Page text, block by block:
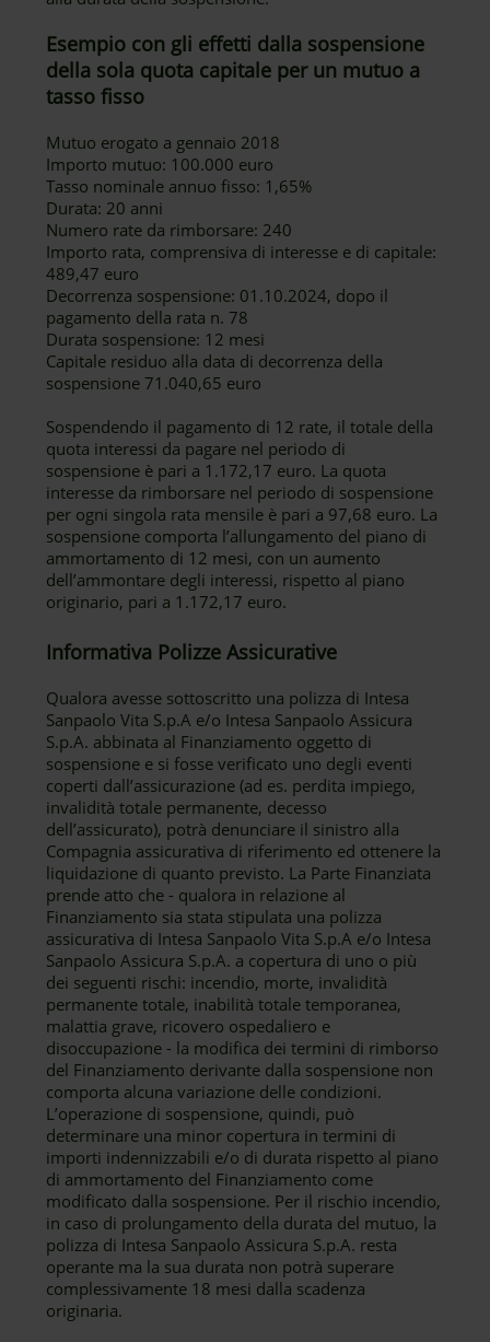
Esempio con gli effetti dalla sospensione
della sola quota capitale per un mutuo a
tasso fisso
Mutuo erogato a gennaio 2018
Importo mutuo: 100.000 euro
Tasso nominale annuo fisso: 1,65%
Durata: 20 anni
Numero rate da rimborsare: 240
Importo rata, comprensiva di interesse e di capitale:
489,47 euro
Decorrenza sospensione: 01.10.2024, dopo il
pagamento della rata n. 78
Durata sospensione: 12 mesi
Capitale residuo alla data di decorrenza della
sospensione 71.040,65 euro
Sospendendo il pagamento di 12 rate, il totale della
quota interessi da pagare nel periodo di
sospensione è pari a 1.172,17 euro. La quota
interesse da rimborsare nel periodo di sospensione
per ogni singola rata mensile è pari a 97,68 euro. La
sospensione comporta l’allungamento del piano di
ammortamento di 12 mesi, con un aumento
dell’ammontare degli interessi, rispetto al piano
originario, pari a 1.172,17 euro.
Informativa Polizze Assicurative
Qualora avesse sottoscritto una polizza di Intesa
Sanpaolo Vita S.p.A e/o Intesa Sanpaolo Assicura
S.p.A. abbinata al Finanziamento oggetto di
sospensione e si fosse verificato uno degli eventi
coperti dall’assicurazione (ad es. perdita impiego,
invalidità totale permanente, decesso
dell’assicurato), potrà denunciare il sinistro alla
Compagnia assicurativa di riferimento ed ottenere la
liquidazione di quanto previsto. La Parte Finanziata
prende atto che - qualora in relazione al
Finanziamento sia stata stipulata una polizza
assicurativa di Intesa Sanpaolo Vita S.p.A e/o Intesa
Sanpaolo Assicura S.p.A. a copertura di uno o più
dei seguenti rischi: incendio, morte, invalidità
permanente totale, inabilità totale temporanea,
malattia grave, ricovero ospedaliero e
disoccupazione - la modifica dei termini di rimborso
del Finanziamento derivante dalla sospensione non
comporta alcuna variazione delle condizioni.
L’operazione di sospensione, quindi, può
determinare una minor copertura in termini di
importi indennizzabili e/o di durata rispetto al piano
di ammortamento del Finanziamento come
modificato dalla sospensione. Per il rischio incendio,
in caso di prolungamento della durata del mutuo, la
polizza di Intesa Sanpaolo Assicura S.p.A. resta
operante ma la sua durata non potrà superare
complessivamente 18 mesi dalla scadenza
originaria.